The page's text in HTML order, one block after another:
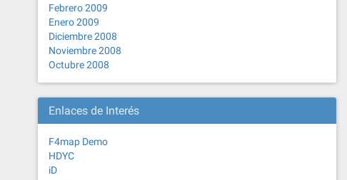
Febrero 2009
Enero 2009
Diciembre 2008
Noviembre 2008
Octubre 2008
Enlaces de Interés
F4map Demo
HDYC
iD